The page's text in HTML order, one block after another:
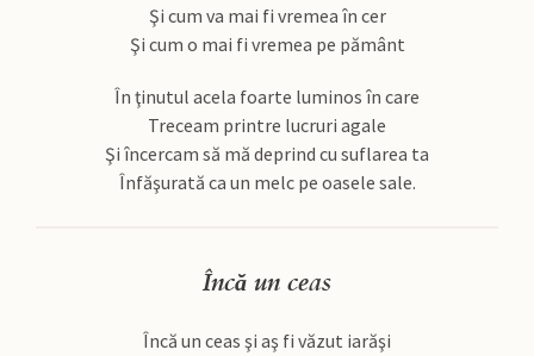
Şi cum va mai fi vremea în cer
Şi cum o mai fi vremea pe pământ
În ţinutul acela foarte luminos în care
Treceam printre lucruri agale
Şi încercam să mă deprind cu suflarea ta
Înfăşurată ca un melc pe oasele sale.
Încă un ceas
Încă un ceas şi aş fi văzut iarăşi